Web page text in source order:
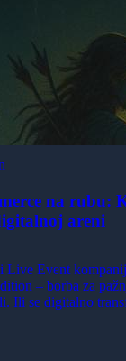
na rubu:
areni
Live Event
– borba za
Ili se digitalno
Učesnici: